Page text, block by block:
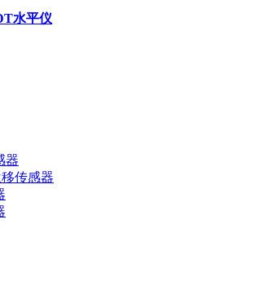
水平仪
器
传感器